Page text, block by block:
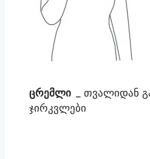
ცრემლი
_ თვალიდან
ჯირკვლები